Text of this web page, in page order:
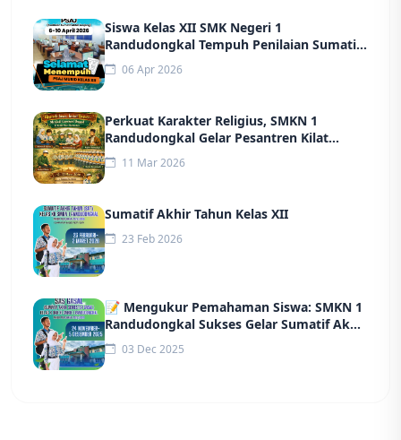
Siswa Kelas XII SMK Negeri 1
Randudongkal Tempuh Penilaian Sumatif
Akhir Jenjang (PSAJ) Tahun 2026
06 Apr 2026
Perkuat Karakter Religius, SMKN 1
Randudongkal Gelar Pesantren Kilat
Ramadan
11 Mar 2026
Sumatif Akhir Tahun Kelas XII
23 Feb 2026
📝 Mengukur Pemahaman Siswa: SMKN 1
Randudongkal Sukses Gelar Sumatif Akhir
Semester (SAS)
03 Dec 2025